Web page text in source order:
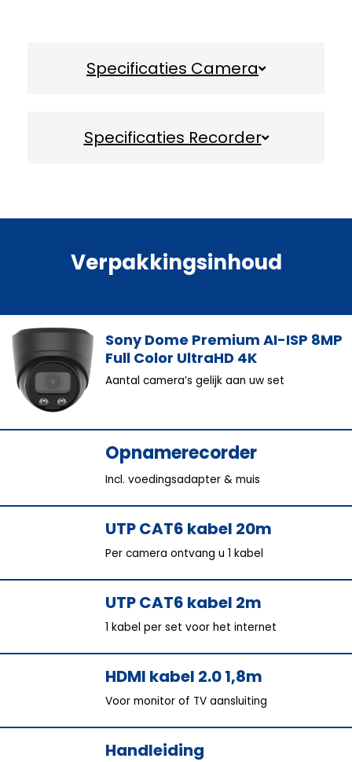
Specificaties Camera
Specificaties Recorder
Verpakkingsinhoud
Sony Dome Premium AI-ISP 8MP
Full Color UltraHD 4K
Aantal camera’s gelijk aan uw set
Opnamerecorder
Incl. voedingsadapter & muis
UTP CAT6 kabel 20m
Per camera ontvang u 1 kabel
UTP CAT6 kabel 2m
1 kabel per set voor het internet
HDMI kabel 2.0 1,8m
Voor monitor of TV aansluiting
Handleiding